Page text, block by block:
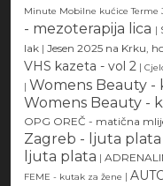
Minute Mobilne kućice Terme
- mezoterapija lica |
lak | Jesen 2025 na Krku,
VHS kazeta - vol 2 |
| Womens Beauty -
Womens Beauty -
OPG OREČ - matična
Zagreb - ljuta plata
ljuta plata |
FEME - kutak za žene |